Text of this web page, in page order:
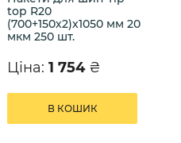
top R20
(700+150х2)х1050 мм 20
мкм 250 шт.
Ціна: 1 754 ₴
В КОШИК